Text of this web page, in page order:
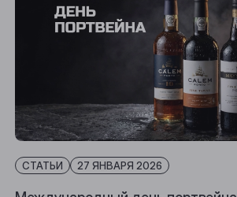
СТАТЬИ 27 ЯНВАРЯ 2026